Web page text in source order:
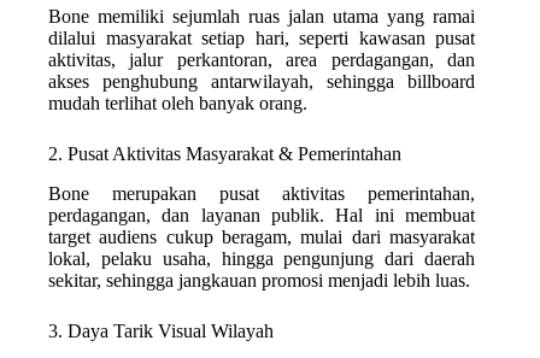
Bone memiliki sejumlah ruas jalan utama yang ramai
dilalui masyarakat setiap hari, seperti kawasan pusat
aktivitas, jalur perkantoran, area perdagangan, dan
akses penghubung antarwilayah, sehingga billboard
mudah terlihat oleh banyak orang.
2. Pusat Aktivitas Masyarakat & Pemerintahan
Bone merupakan pusat aktivitas pemerintahan,
perdagangan, dan layanan publik. Hal ini membuat
target audiens cukup beragam, mulai dari masyarakat
lokal, pelaku usaha, hingga pengunjung dari daerah
sekitar, sehingga jangkauan promosi menjadi lebih luas.
3. Daya Tarik Visual Wilayah